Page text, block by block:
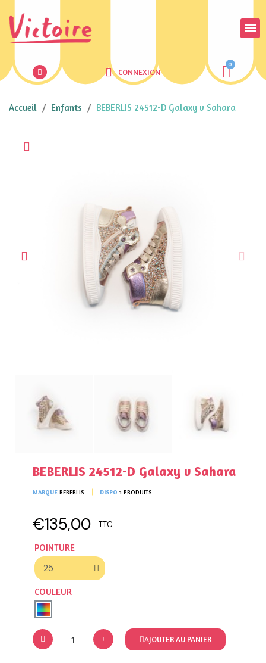
CONNEXION
Accueil Enfants BEBERLIS 24512-D Galaxy v Sahara
BEBERLIS 24512-D Galaxy v Sahara
MARQUE BEBERLIS DISPO 1 PRODUITS
€135,00 TTC
POINTURE
COULEUR
AJOUTER AU PANIER